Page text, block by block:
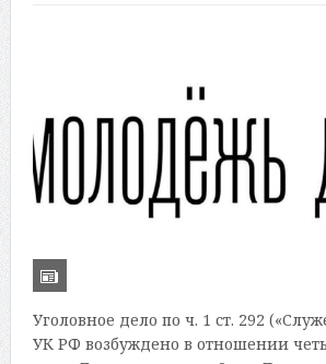
Уголовное дело по ч. 1 ст. 292
УК РФ возбуждено в отношении